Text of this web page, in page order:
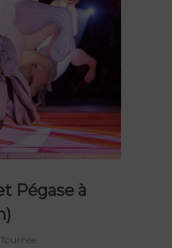
Pégase à
Tournée